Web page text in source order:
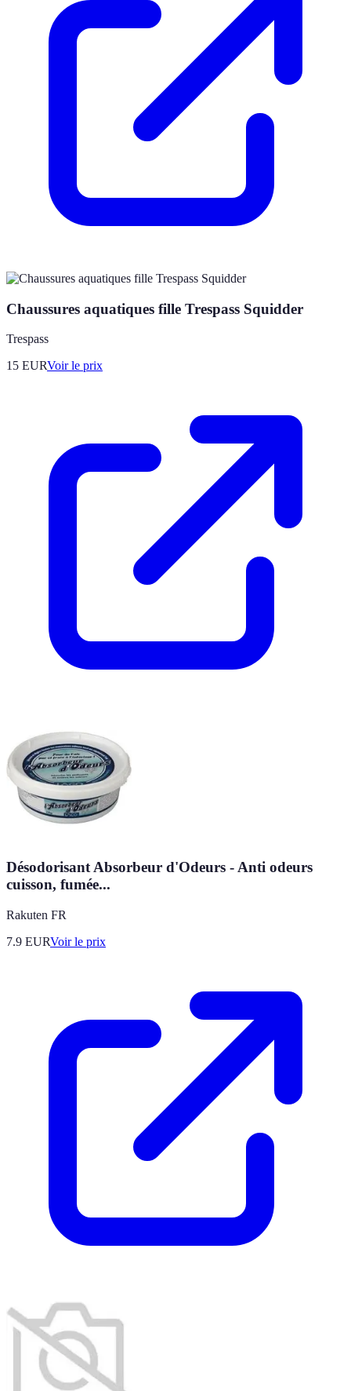
Chaussures aquatiques fille Trespass Squidder
Trespass
15 EURVoir le prix
Désodorisant Absorbeur d'Odeurs - Anti odeurs
cuisson, fumée...
Rakuten FR
7.9 EURVoir le prix